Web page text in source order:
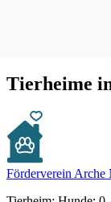
Tierheime
Förderverein Arche